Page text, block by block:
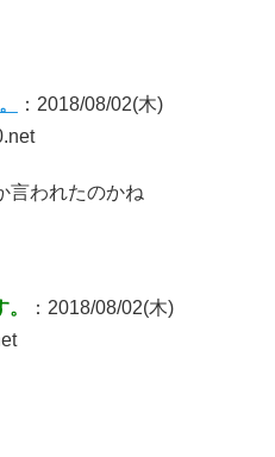
：2018/08/02(木)
言われたのかね
：2018/08/02(木)